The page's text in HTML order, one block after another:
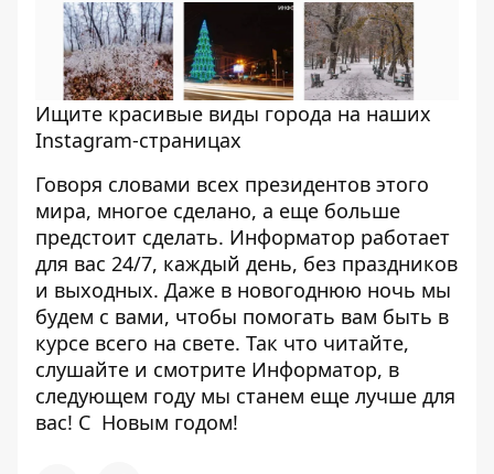
Ищите красивые виды города на наших
Instagram-страницах
Говоря словами всех президентов этого
мира, многое сделано, а еще больше
предстоит сделать. Информатор работает
для вас 24/7, каждый день, без праздников
и выходных. Даже в новогоднюю ночь мы
будем с вами, чтобы помогать вам быть в
курсе всего на свете. Так что читайте,
слушайте и смотрите Информатор, в
следующем году мы станем еще лучше для
вас! С Новым годом!